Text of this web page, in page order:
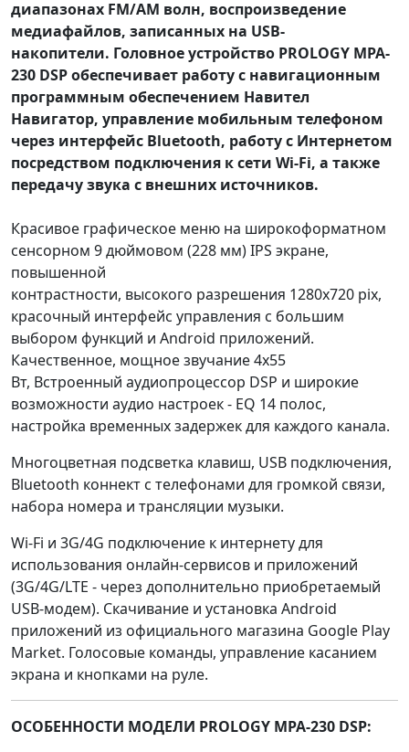
диапазонах FM/AM волн, воспроизведение
медиафайлов, записанных на USB-
накопители. Головное устройство PROLOGY MPA-
230 DSP обеспечивает работу с навигационным
программным обеспечением Навител
Навигатор, управление мобильным телефоном
через интерфейс Bluetooth, работу c Интернетом
посредством подключения к сети Wi-Fi, а также
передачу звука с внешних источников.
Красивое графическое меню на широкоформатном
сенсорном 9 дюймовом (228 мм) IPS экране,
повышенной
контрастности, высокого разрешения 1280x720 pix,
красочный интерфейс управления с большим
выбором функций и Android приложений.
Качественное, мощное звучание 4x55
Вт, Встроенный аудиопроцессор DSP и широкие
возможности аудио настроек - EQ 14 полос,
настройка временных задержек для каждого канала.
Многоцветная подсветка клавиш, USB подключения,
Bluetooth коннект с телефонами для громкой связи,
набора номера и трансляции музыки.
Wi-Fi и 3G/4G подключение к интернету для
использования онлайн-сервисов и приложений
(3G/4G/LTE - через дополнительно приобретаемый
USB-модем). Скачивание и установка Android
приложений из официального магазина Google Play
Market. Голосовые команды, управление касанием
экрана и кнопками на руле.
ОСОБЕННОСТИ МОДЕЛИ PROLOGY MPA-230 DSP: